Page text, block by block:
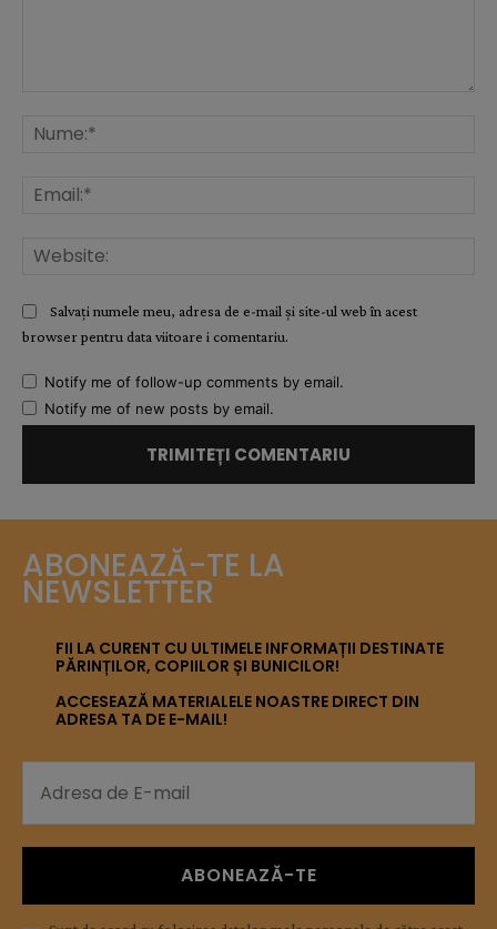
Salvați numele meu, adresa de e-mail și site-ul web în acest
browser pentru data viitoare i comentariu.
Notify me of follow-up comments by email.
Notify me of new posts by email.
ABONEAZĂ-TE LA
NEWSLETTER
FII LA CURENT CU ULTIMELE INFORMAȚII DESTINATE
PĂRINȚILOR, COPIILOR ȘI BUNICILOR!
ACCESEAZĂ MATERIALELE NOASTRE DIRECT DIN
ADRESA TA DE E-MAIL!
ABONEAZĂ-TE